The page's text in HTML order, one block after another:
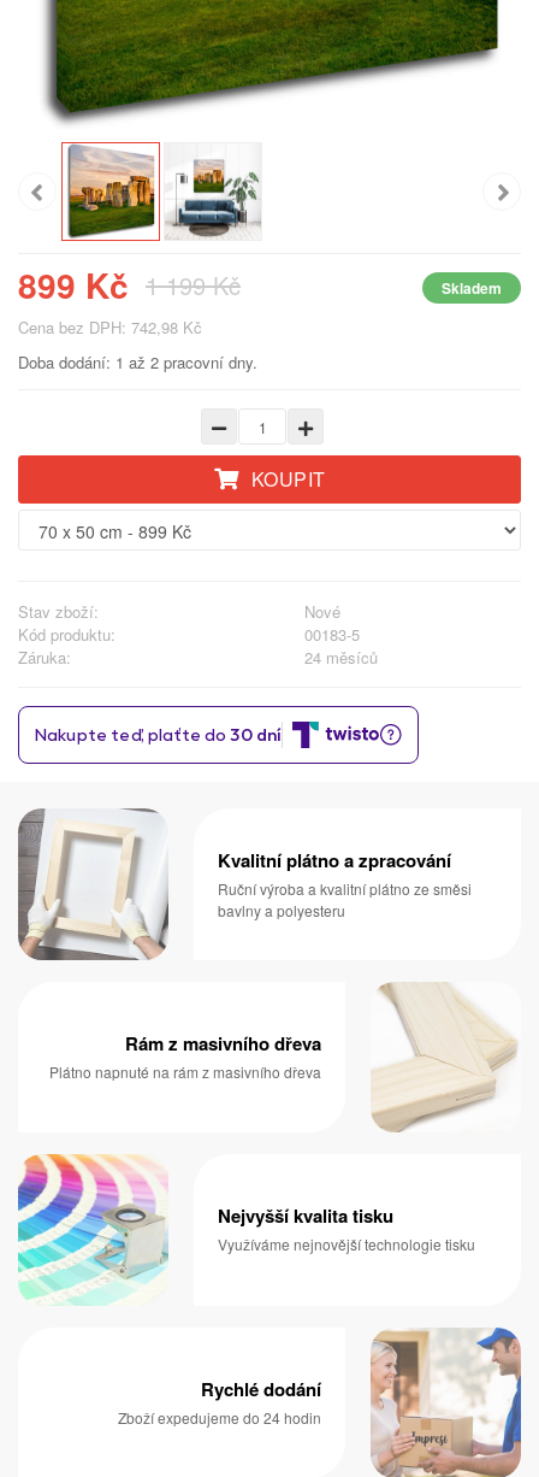
899 Kč 1 199 Kč Skladem
Cena bez DPH: 742,98 Kč
Doba dodání: 1 až 2 pracovní dny.
KOUPIT
Stav zboží:
Nové
Kód produktu:
00183-5
Záruka:
24 měsíců
Kvalitní plátno a zpracování
Ruční výroba a kvalitní plátno ze směsi
bavlny a polyesteru
Rám z masivního dřeva
Plátno napnuté na rám z masivního dřeva
Nejvyšší kvalita tisku
Využíváme nejnovější technologie tisku
Rychlé dodání
Zboží expedujeme do 24 hodin